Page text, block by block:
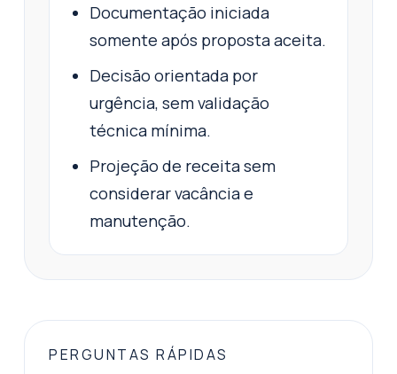
Documentação iniciada
somente após proposta aceita.
Decisão orientada por
urgência, sem validação
técnica mínima.
Projeção de receita sem
considerar vacância e
manutenção.
PERGUNTAS RÁPIDAS